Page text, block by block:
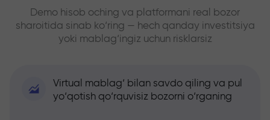
Demo hisob oching va platformani real bozor
sharoitida sinab ko‘ring — hech qanday investitsiya
yoki mablag‘ingiz uchun risklarsiz
Virtual mablag‘ bilan savdo qiling va pul
yo‘qotish qo‘rquvisiz bozorni o‘rganing